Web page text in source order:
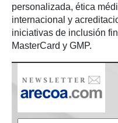
personalizada, ética
internacional y
iniciativas de inclusión
MasterCard y GMP.